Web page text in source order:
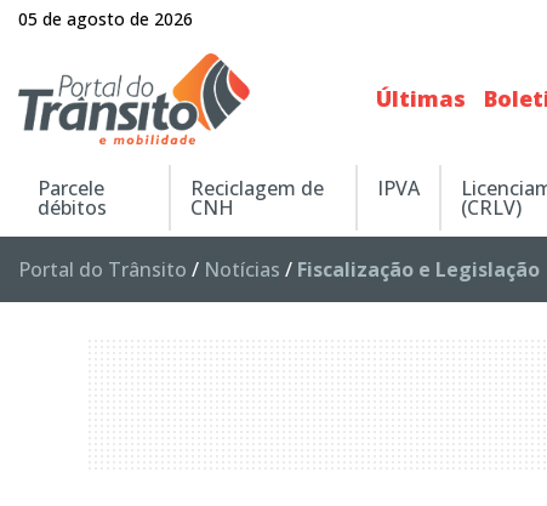
05 de agosto de 2026
Últimas
Parcele
débitos
Reciclagem de
CNH
IPVA
(CRLV)
Portal do Trânsito / Notícias / Fiscalização e Legislação